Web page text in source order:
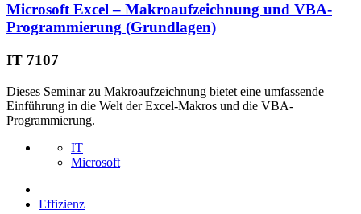
Microsoft Excel – Makroaufzeichnung und VBA-
Programmierung (Grundlagen)
IT 7107
Dieses Seminar zu Makroaufzeichnung bietet eine umfassende
Einführung in die Welt der Excel-Makros und die VBA-
Programmierung.
IT
Microsoft
Effizienz